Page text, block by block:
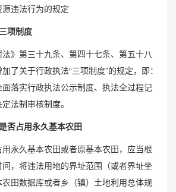
违法行为的规定
项制度
》第三十九条、第四十七条、第五十八
了关于行政执法“三项制度”的规定，即：
落实行政执法公示制度、执法全过程记
法制审核制度。
否占用永久基本农田
永久基本农田或者原基本农田，应当根
，将违法用地的界址范围（或者界址坐
田数据库或者乡（镇）土地利用总体规